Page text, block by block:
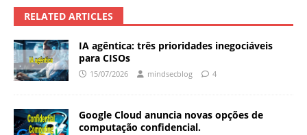
RELATED ARTICLES
IA agêntica: três prioridades inegociáveis
para CISOs
15/07/2026 mindsecblog 4
Google Cloud anuncia novas opções de
computação confidencial.